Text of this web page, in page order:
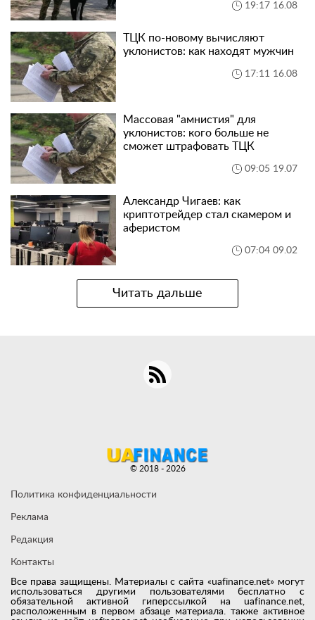
19:17 16.08
ТЦК по-новому вычисляют
уклонистов: как находят мужчин
17:11 16.08
Массовая "амнистия" для
уклонистов: кого больше не
сможет штрафовать ТЦК
09:05 19.07
Александр Чигаев: как
криптотрейдер стал скамером и
аферистом
07:04 09.02
Читать дальше
Все права защищены. Материалы с сайта «uafinance.net» могут
использоваться другими пользователями бесплатно с
обязательной активной гиперссылкой на uafinance.net,
расположенным в первом абзаце материала. также активное
Политика конфиденциальности
Реклама
Редакция
Контакты
© 2018 - 2026